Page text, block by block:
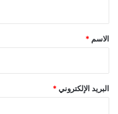
*
الاسم *
البريد الإلكتروني*